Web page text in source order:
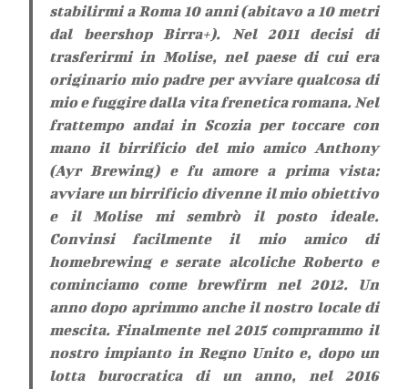
stabilirmi a Roma 10 anni (abitavo a 10 metri
dal beershop Birra+). Nel 2011 decisi di
trasferirmi in Molise, nel paese di cui era
originario mio padre per avviare qualcosa di
mio e fuggire dalla vita frenetica romana. Nel
frattempo andai in Scozia per toccare con
mano il birrificio del mio amico Anthony
(Ayr Brewing) e fu amore a prima vista:
avviare un birrificio divenne il mio obiettivo
e il Molise mi sembrò il posto ideale.
Convinsi facilmente il mio amico di
homebrewing e serate alcoliche Roberto e
cominciamo come brewfirm nel 2012. Un
anno dopo aprimmo anche il nostro locale di
mescita. Finalmente nel 2015 comprammo il
nostro impianto in Regno Unito e, dopo un
lotta burocratica di un anno, nel 2016